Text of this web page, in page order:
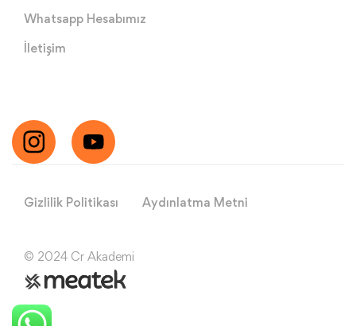
Whatsapp Hesabımız
İletişim
Gizlilik Politikası Aydınlatma Metni
© 2024 Cr Akademi